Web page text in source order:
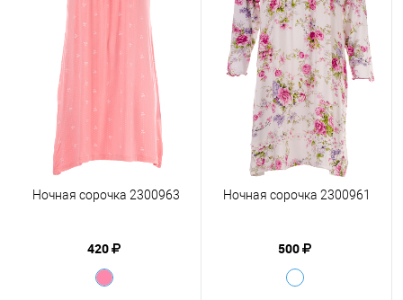
Ночная сорочка 2300963
420
Ночная сорочка 2300961
500